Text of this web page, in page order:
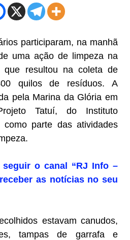
participaram, na manhã
uma ação de limpeza na
que resultou na coleta de
quilos de resíduos. A
pela Marina da Glória em
Tatuí, do Instituto
como parte das atividades
seguir o canal “RJ Info –
as notícias no seu
estavam canudos,
tampas de garrafa e